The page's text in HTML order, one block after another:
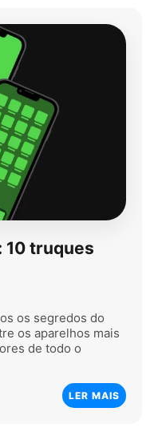
10 truques
os segredos do
os aparelhos mais
de todo o
LER MAIS